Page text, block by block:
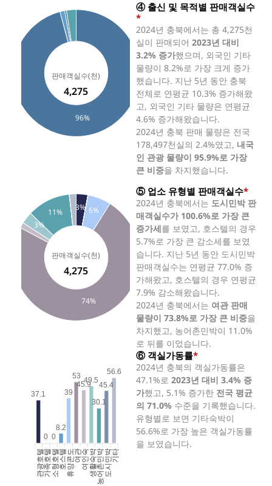
96%
4,275
④ 출신 및 목적별 판매객실수
*
2024년 충북에서는 총 4,275천
실이 판매되어 2023년 대비
3.2% 증가했으며, 외국인 기타
물량이 8.2%로 가장 크게 증가
했습니다. 지난 5년 동안 충북
전체로 연평균 10.3% 증가해왔
고, 외국인 기타 물량은 연평균
4.6% 증가해왔습니다.
2024년 충북 판매 물량은 전국
178,497천실의 2.4%였고, 내국
인 관광 물량이 95.9%로 가장
큰 비중을 차지했습니다.
3% 6%
74%
3%
11%
4,275
⑤ 업소 유형별 판매객실수*
2024년 충북에서는 도시민박 판
매객실수가 100.6%로 가장 큰
증가세를 보였고, 호스텔의 경우
5.7%로 가장 큰 감소세를 보였
습니다. 지난 5년 동안 도시민박
판매객실수는 연평균 77.0% 증
가해왔고, 호스텔의 경우 연평균
7.9% 감소해왔습니다.
2024년 충북에서는 여관 판매
물량이 73.8%로 가장 큰 비중을
차지했고, 농어촌민박이 11.0%
로 뒤를 이었습니다.
37.1
0 0
8.2
39
53
45.949.5
30.1
45.4
56.6
관광호텔가족호텔소형호텔호스텔휴양콘도여관여인숙생활숙박농어촌민박도시민박기타
⑥ 객실가동률*
2024년 충북의 객실가동률은
47.1%로 2023년 대비 3.4% 증
가했고, 5.1% 증가한 전국 평균
의 71.0% 수준을 기록했습니다.
유형별로 보면 기타숙박이
56.6%로 가장 높은 객실가동률
을 보였습니다.